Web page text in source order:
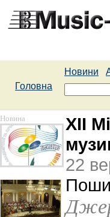
Новини
Головна
Новина
ХІІ
22